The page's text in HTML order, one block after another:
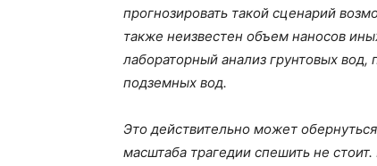
прогнозировать такой сценарий
также неизвестен объем наносов
лабораторный анализ грунтовых вод,
подземных вод.
Это действительно может
масштаба трагедии спешить не